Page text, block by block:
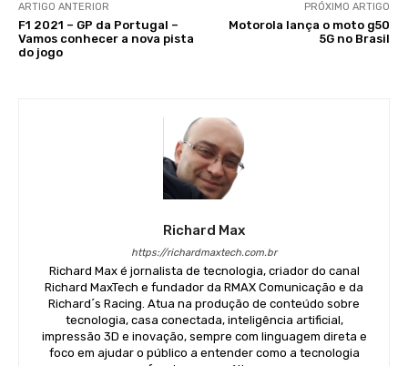
ARTIGO ANTERIOR
F1 2021 – GP da Portugal –
Vamos conhecer a nova pista
do jogo
PRÓXIMO ARTIGO
Motorola lança o moto g50
5G no Brasil
Richard Max
https://richardmaxtech.com.br
Richard Max é jornalista de tecnologia, criador do canal
Richard MaxTech e fundador da RMAX Comunicação e da
Richard´s Racing. Atua na produção de conteúdo sobre
tecnologia, casa conectada, inteligência artificial,
impressão 3D e inovação, sempre com linguagem direta e
foco em ajudar o público a entender como a tecnologia